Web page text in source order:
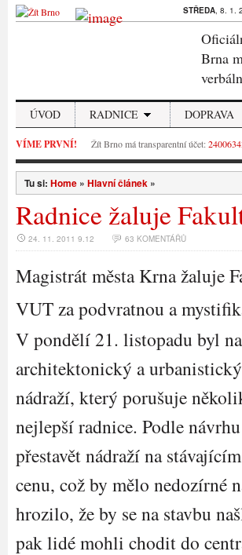
STŘEDA, 8. 1.
Brna
ÚVOD RADNICE DOPRAVA
VÍME PRVNÍ! Žít Brno má transparentní účet:
Tu si: Home » Hlavní článek »
Radnice žaluje
24. 11. 2011 9.12 63 KOMENTÁŘŮ
Magistrát města Krna žaluje
VUT za podvratnou a
V pondělí 21. listopadu byl
architektonický a urbanistický
nádraží, který porušuje
nejlepší radnice. Podle
přestavět nádraží na
cenu, což by mělo nedozírné
hrozilo, že by se na stavbu
pak lidé mohli chodit do